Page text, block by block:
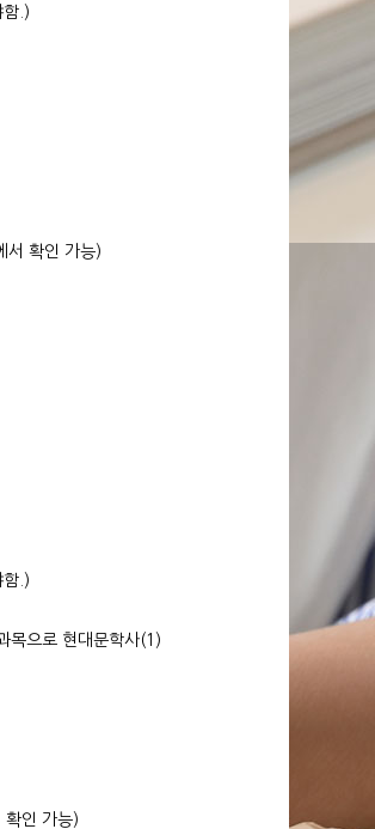
함.)
서 확인 가능)
함.)
목으로 현대문학사(1)
확인 가능)